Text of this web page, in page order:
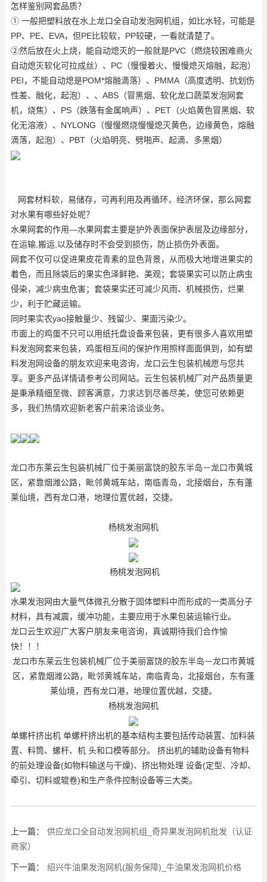
怎样鉴别网套品质？
① 一般把塑料放在水上龙口全自动发泡网机组 ，如比水轻，可能是
PP、PE、EVA，但PE比较软，PP较硬，一看就清楚了。
②然后放在火上烧，能自动熄灭的一般就是PVC（燃烧较困难商火
自动熄灭软化可拉成丝）、PC（慢慢着火、慢慢熄灭熔融，起泡）
PEI，不能自动熄是POM*熔融滴落）、PMMA（高度透明、抗划伤
性差、融化，起泡）、、ABS（冒黑烟、软化龙口蔬菜发泡网套
机，烧焦）、PS（跌落有金属响声）、PET（火焰黄色冒黑烟、软
化无溶液）、NYLONG（慢慢燃烧慢慢熄灭黄色，边缘黄色，熔融
滴落，起泡）、PBT（火焰明亮、劈啪声、起滴、多黑烟）
网套材料软，易储存，可再利用及再循环，经济环保，那么网套
对水果有哪些好处呢？
水果网套的作用—水果网套主要是护外表面保护表层及边缘部分，
在运输,搬运,以及储存时不会受到损伤，防止损伤外表面。
网套不仅可以促进果皮花青素的显色背景，从而极大地增进果实的
着色，而且除袋后的果实色泽鲜艳、美观；套袋果实可以防止病虫
侵染，减少病虫危害；套袋果实还可减少风雨、机械损伤，烂果
少，利于贮藏运输。
同时果实农yao接触量少、残留少、果面污染少。
市面上的鸡蛋不只可以用纸托盘设备来包装，更有很多人喜欢用塑
料发泡网套来包装，鸡蛋相互间的保护作用照样面面俱到，如有塑
料发泡网设备的朋友欢迎来电咨询，龙口云生包装机械愿与您共
享。更多产品详情请参考公司网站。云生包装机械厂对产品质量更
是秉承精细至微、顾客满意，力求达到尽善尽美，使您可依赖更
多，我们热情欢迎新老客户前来洽谈业务。
龙口市东莱云生包装机械厂位于美丽富饶的胶东半岛－龙口市黄城
区，紧靠烟潍公路，毗邻黄城车站，南临青岛，北接烟台，东有蓬
莱仙境，西有龙口港，地理位置优越，交捷。
杨桃发泡网机
杨桃发泡网机
水果发泡网由大量气体微孔分散于固体塑料中而形成的一类高分子
材料，具有减震，缓冲功能，主要应用于水果包装运输行业。
龙口云生欢迎广大客户朋友来电咨询，真诚期待我们合作愉
快！！！
龙口市东莱云生包装机械厂位于美丽富饶的胶东半岛－龙口市黄城
区，紧靠烟潍公路，毗邻黄城车站，南临青岛，北接烟台，东有蓬
莱仙境，西有龙口港，地理位置优越，交捷。
杨桃发泡网机
单螺杆挤出机 单螺杆挤出机的基本结构主要包括传动装置、加料装
置、料筒、螺杆、机 头和口模等部分。 挤出机的辅助设备有物料
的前处理设备(如物料输送与干燥)、挤出物处理 设备(定型、冷却、
牵引、切料或辊卷)和生产条件控制设备等三大类。
上一篇：
供应龙口全自动发泡网机组_奇异果发泡网机批发（认证
商家）
下一篇： 绍兴牛油果发泡网机(服务保障)_牛油果发泡网机价格